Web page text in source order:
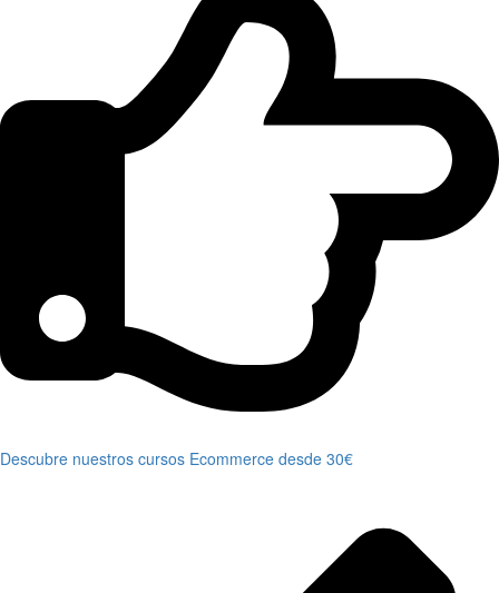
Descubre nuestros cursos Ecommerce desde 30€